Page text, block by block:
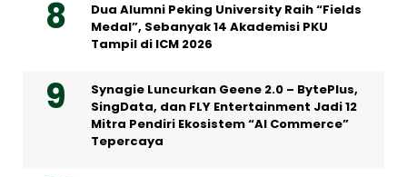
Dua Alumni Peking University Raih “Fields
Medal”, Sebanyak 14 Akademisi PKU
Tampil di ICM 2026
Synagie Luncurkan Geene 2.0 – BytePlus,
SingData, dan FLY Entertainment Jadi 12
Mitra Pendiri Ekosistem “AI Commerce”
Tepercaya